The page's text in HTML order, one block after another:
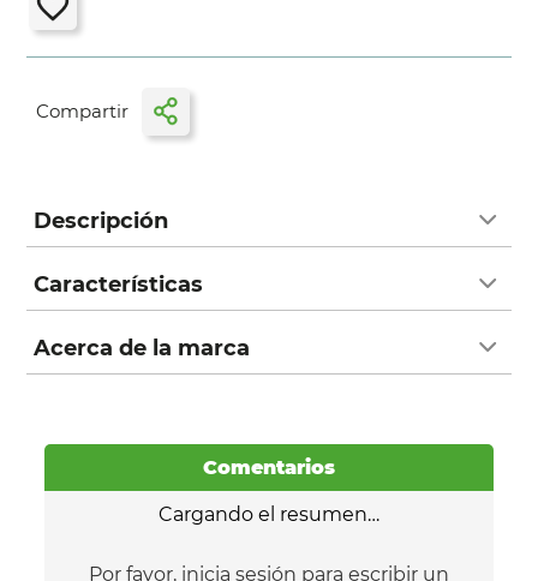
Descripción
Características
Acerca de la marca
Comentarios
Cargando el resumen…
Por favor, inicia sesión para escribir un